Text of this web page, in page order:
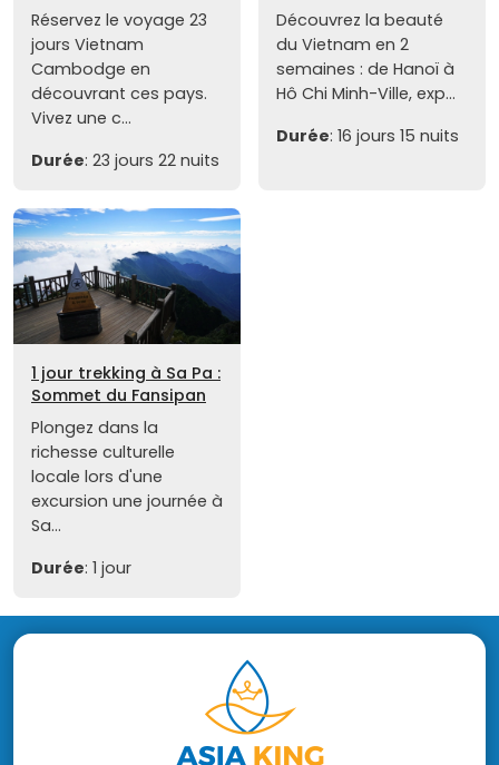
Réservez le voyage 23
jours Vietnam
Cambodge en
découvrant ces pays.
Vivez une c...
Durée: 23 jours 22 nuits
Découvrez la beauté
du Vietnam en 2
semaines : de Hanoï à
Hô Chi Minh-Ville, exp...
Durée: 16 jours 15 nuits
1 jour trekking à Sa Pa :
Sommet du Fansipan
Plongez dans la
richesse culturelle
locale lors d'une
excursion une journée à
Sa...
Durée: 1 jour